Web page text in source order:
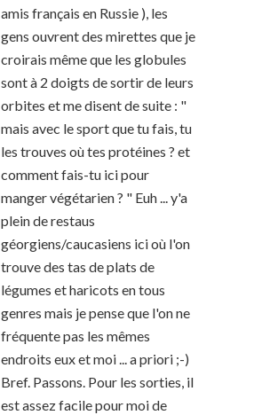
amis français en Russie ), les
gens ouvrent des mirettes que je
croirais même que les globules
sont à 2 doigts de sortir de leurs
orbites et me disent de suite : "
mais avec le sport que tu fais, tu
les trouves où tes protéines ? et
comment fais-tu ici pour
manger végétarien ? " Euh ... y'a
plein de restaus
géorgiens/caucasiens ici où l'on
trouve des tas de plats de
légumes et haricots en tous
genres mais je pense que l'on ne
fréquente pas les mêmes
endroits eux et moi ... a priori ;-)
Bref. Passons. Pour les sorties, il
est assez facile pour moi de